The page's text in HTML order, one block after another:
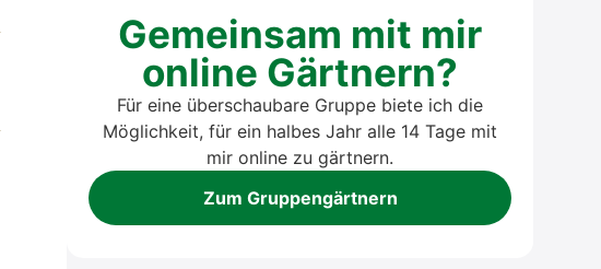
Gemeinsam mit mir
online Gärtnern?
Für eine überschaubare Gruppe biete ich die
Möglichkeit, für ein halbes Jahr alle 14 Tage mit
mir online zu gärtnern.
Zum Gruppengärtnern